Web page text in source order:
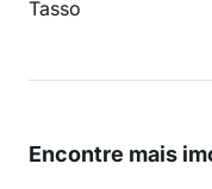
Tasso
Encontre mais